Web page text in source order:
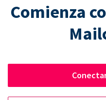
Comienza